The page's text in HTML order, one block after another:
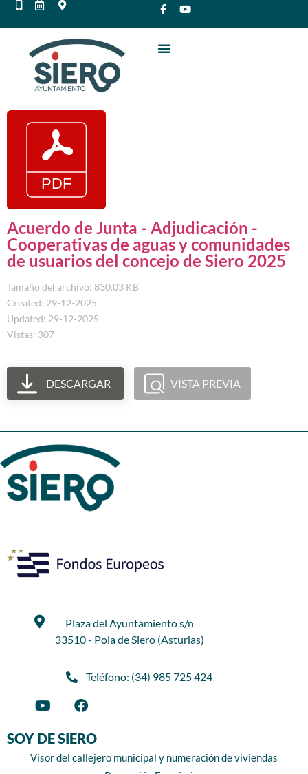
Acuerdo de Junta - Adjudicación -
Cooperativas de aguas y comunidades
de usuarios del concejo de Siero 2025
Tamaño del archivo: 830.03 KB
Created: 29-12-2025
Updated: 29-12-2025
Vistas: 307
DESCARGAR VISTA PREVIA
Plaza del Ayuntamiento s/n
33510 - Pola de Siero (Asturias)
Teléfono: (34) 985 725 424
SOY DE SIERO
Visor del callejero municipal y numeración de viviendas